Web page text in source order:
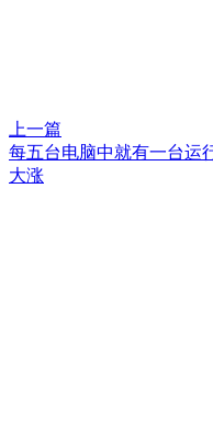
上一篇
每五台电脑中就有一台运
大涨